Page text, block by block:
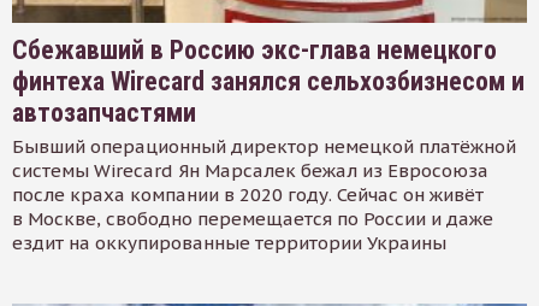
Сбежавший в Россию экс-глава немецкого
финтеха Wirecard занялся сельхозбизнесом и
автозапчастями
Бывший операционный директор немецкой платёжной
системы Wirecard Ян Марсалек бежал из Евросоюза
после краха компании в 2020 году. Сейчас он живёт
в Москве, свободно перемещается по России и даже
ездит на оккупированные территории Украины